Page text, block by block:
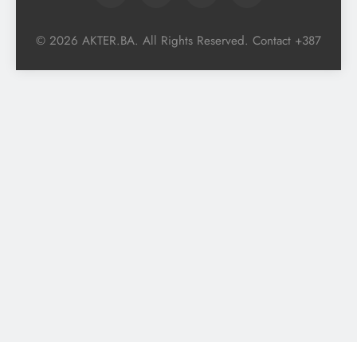
© 2026 AKTER.BA. All Rights Reserved. Contact +387